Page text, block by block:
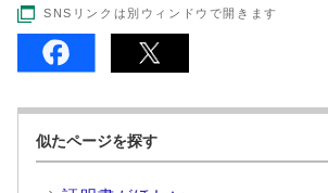
SNSリンクは別ウィンドウで開きます
似たページを探す